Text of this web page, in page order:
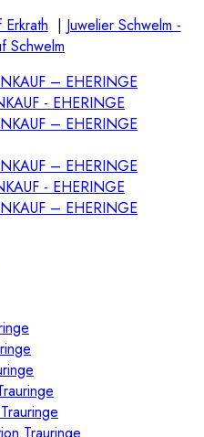
| Juwelier Schwelm -
Schwelm